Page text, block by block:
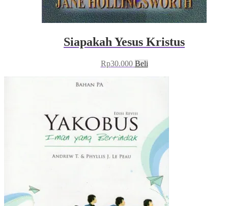
Siapakah Yesus Kristus
Rp30.000 Beli